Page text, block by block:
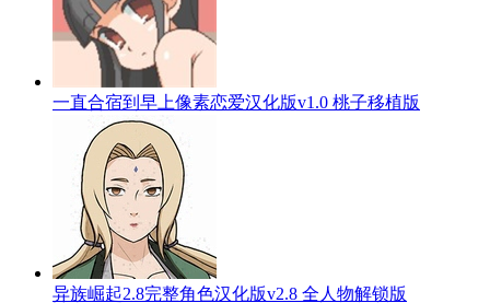
一直合宿到早上像素恋爱汉化版v1.0 桃子移植版
异族崛起2.8完整角色汉化版v2.8 全人物解锁版